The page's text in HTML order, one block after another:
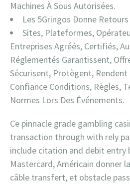
Machines À Sous Autorisées.
Les 5Gringos Donne
Sites, Plateformes,
Entreprises Agréés, Certifiés,
Réglementés Garantissent,
Sécurisent, Protègent, Rendent
Confiance Conditions, Règles,
Normes Lors Des Événements.
Ce pinnacle grade gambling
transaction through with rely
include citation and debit entry
Mastercard, Américain donner
câble transfert, et obstacle